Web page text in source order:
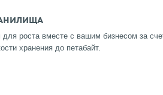
для роста вместе с вашим бизнесом за
хранения до петабайт.